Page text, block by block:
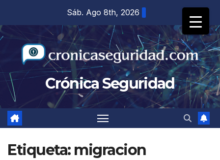
contenido
Sáb. Ago 8th, 2026
Crónica Seguridad
Etiqueta: migracion